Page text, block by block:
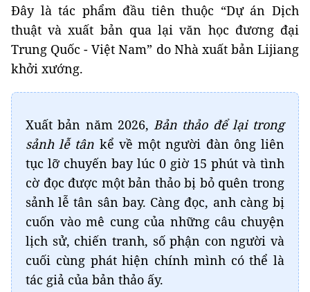
Đây là tác phẩm đầu tiên thuộc “Dự án Dịch
thuật và xuất bản qua lại văn học đương đại
Trung Quốc - Việt Nam” do Nhà xuất bản Lijiang
khởi xướng.
Xuất bản năm 2026, Bản thảo để lại trong
sảnh lễ tân kể về một người đàn ông liên
tục lỡ chuyến bay lúc 0 giờ 15 phút và tình
cờ đọc được một bản thảo bị bỏ quên trong
sảnh lễ tân sân bay. Càng đọc, anh càng bị
cuốn vào mê cung của những câu chuyện
lịch sử, chiến tranh, số phận con người và
cuối cùng phát hiện chính mình có thể là
tác giả của bản thảo ấy.